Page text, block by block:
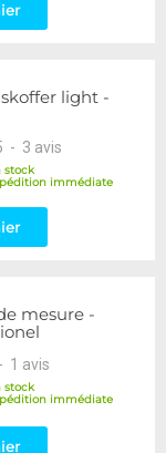
light -
- 3 avis
stock
immédiate
mesure -
- 1 avis
stock
immédiate